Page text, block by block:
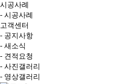
시공사례
- 시공사례
고객센터
- 공지사항
- 새소식
- 견적요청
- 사진갤러리
- 영상갤러리